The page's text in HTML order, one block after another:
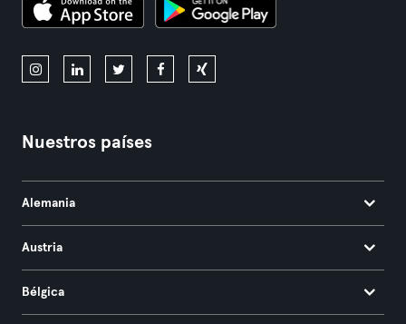
Nuestros países
Alemania
Austria
Bélgica